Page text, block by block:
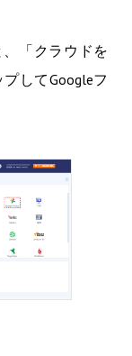
「クラウドを
してGoogleフ